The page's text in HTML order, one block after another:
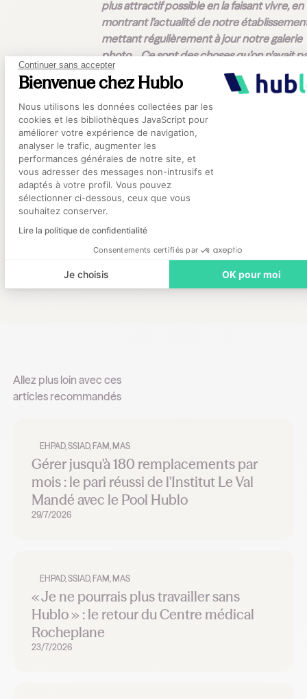
Continuer sans accepter
Bienvenue chez Hublo
Plateforme de Gestion du
Nous utilisons les données collectées par les
cookies et les bibliothèques JavaScript pour
améliorer votre expérience de navigation,
analyser le trafic, augmenter les
performances générales de notre site, et
vous adresser des messages non-intrusifs et
adaptés à votre profil. Vous pouvez
sélectionner ci-dessous, ceux que vous
souhaitez conserver.
Lire la politique de confidentialité
Consentements certifiés par
Je choisis OK pour moi
Axeptio consent
plus attractif possible en la faisant vivre, en
montrant l’actualité de notre
mettant régulièrement à jour notre galerie
photo… Ce sont des choses qu’on n’avait
vraiment sur notre propre site web, ou sur
sites d’offres d’emploi où l’on postait nos
annonces.”
À l’heure où les professionnels
sont de plus en plus difficiles à attirer, il est
effet essentiel de savoir se distinguer et
en avant ses points forts. Grâce à ses
investissements et à ses efforts, le CH de
déjà réussi à réunir une cvthèque de 700
qualifiés sur Mstaff.
Allez plus loin avec ces
articles recommandés
EHPAD, SSIAD, FAM, MAS
Gérer jusqu'à 180 remplacements par
mois : le pari réussi de l'Institut Le Val
Mandé avec le Pool Hublo
29/7/2026
EHPAD, SSIAD, FAM, MAS
« Je ne pourrais plus travailler sans
Hublo » : le retour du Centre médical
Rocheplane
23/7/2026